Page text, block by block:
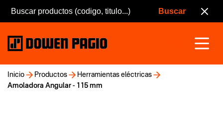
Inicio Productos
Herramientas eléctricas
Amoladora Angular - 115 mm